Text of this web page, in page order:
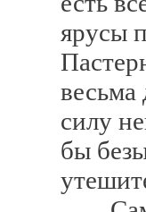
ярусы
весьма
силу
бы